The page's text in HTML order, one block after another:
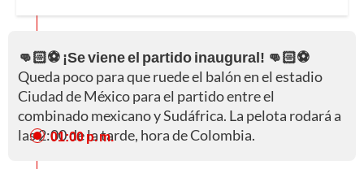
👊🏻⚽ ¡Se viene el partido inaugural! 👊🏻⚽
Queda poco para que ruede el balón en el estadio
Ciudad de México para el partido entre el
combinado mexicano y Sudáfrica. La pelota rodará a
las 2:00 de la tarde, hora de Colombia.
01:00 p. m.